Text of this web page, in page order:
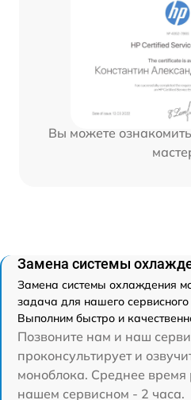
Вы можете
Замена системы
Замена системы охлаждения
задача для нашего
Выполним быстро и
Позвоните нам и наш
проконсультирует и
моноблока. Среднее время
нашем сервисном - 2 часа.